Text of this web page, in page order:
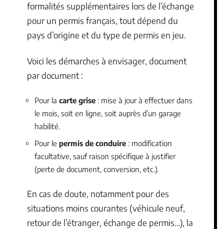
formalités supplémentaires lors de l’échange
pour un permis français, tout dépend du
pays d’origine et du type de permis en jeu.
Voici les démarches à envisager, document
par document :
Pour la carte grise : mise à jour à effectuer dans
le mois, soit en ligne, soit auprès d’un garage
habilité.
Pour le permis de conduire : modification
facultative, sauf raison spécifique à justifier
(perte de document, conversion, etc.).
En cas de doute, notamment pour des
situations moins courantes (véhicule neuf,
retour de l’étranger, échange de permis…), la